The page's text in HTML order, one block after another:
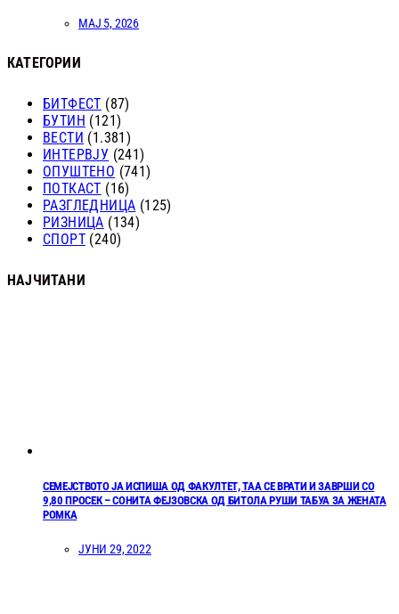
МАЈ 5, 2026
КАТЕГОРИИ
БИТФЕСТ (87)
БУТИН (121)
ВЕСТИ (1.381)
ИНТЕРВЈУ (241)
ОПУШТЕНО (741)
ПОТКАСТ (16)
РАЗГЛЕДНИЦА (125)
РИЗНИЦА (134)
СПОРТ (240)
НАЈЧИТАНИ
СЕМЕЈСТВОТО ЈА ИСПИША ОД ФАКУЛТЕТ, ТАА СЕ ВРАТИ И ЗАВРШИ СО
9,80 ПРОСЕК – СОНИТА ФЕЈЗОВСКА ОД БИТОЛА РУШИ ТАБУА ЗА ЖЕНАТА
РОМКА
ЈУНИ 29, 2022